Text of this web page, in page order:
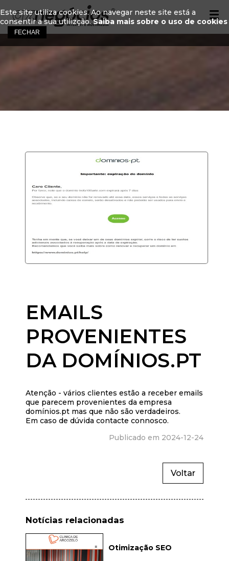
EMAILS
PROVENIENTES
DA DOMÍNIOS.PT
Atenção - vários clientes estão a receber emails
que parecem provenientes da empresa
domínios.pt mas que não são verdadeiros.
Em caso de dúvida contacte connosco.
Publicado em 2024-12-24
Voltar
Notícias relacionadas
Otimização SEO
Este site utiliza cookies. Ao navegar neste site está a
consentir a sua utilizção.Saiba mais sobre o uso de cookies